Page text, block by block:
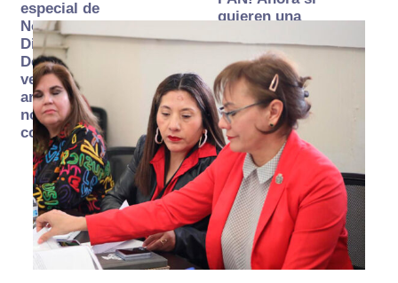
especial de
Norte
Digital:
Donde la
verdad
arde… pero
no se
consume
quieren una
autónoma… y
transexenal